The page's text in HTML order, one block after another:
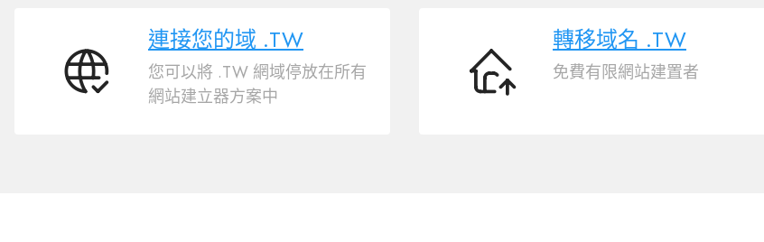
連
連接您的域 .TW
您可以將 .TW 網域停放在所有
網站建立器方案中
轉
轉移域名 .TW
免費有限網站建置者